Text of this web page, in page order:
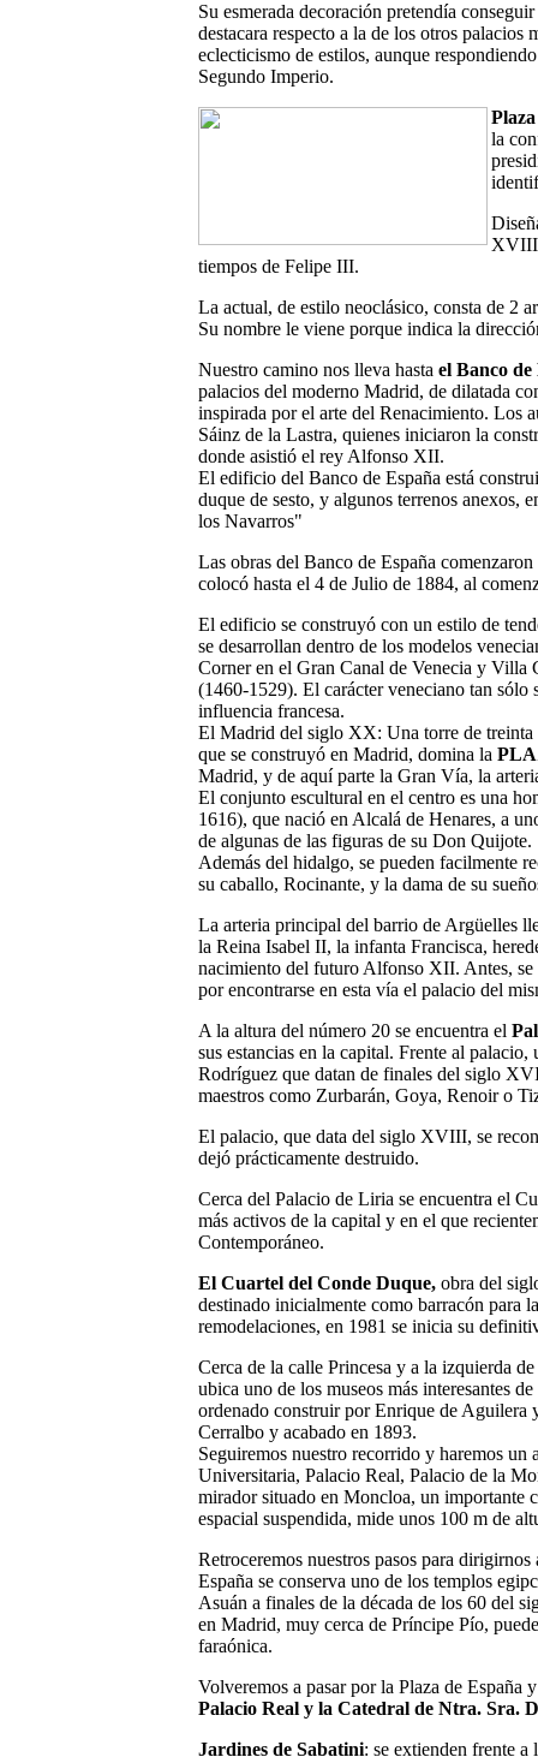
Su esmerada decoración pretendía
destacara respecto a la de los otros
eclecticismo de estilos, aunque
Segundo Imperio.
la
tiempos de Felipe III.
La actual, de estilo neoclásico, consta de 2
Su nombre le viene porque indica la
Nuestro camino nos lleva hasta el Banco de
palacios del moderno Madrid, de dilatada
inspirada por el arte del Renacimiento. Los
Sáinz de la Lastra, quienes iniciaron la
donde asistió el rey Alfonso XII.
El edificio del Banco de España está
duque de sesto, y algunos terrenos anexos,
los Navarros"
Las obras del Banco de España
colocó hasta el 4 de Julio de 1884, al
El edificio se construyó con un estilo de
se desarrollan dentro de los modelos
Corner en el Gran Canal de Venecia y Villa
(1460-1529). El carácter veneciano tan sólo
influencia francesa.
El Madrid del siglo XX: Una torre de
que se construyó en Madrid, domina la
Madrid, y de aquí parte la Gran Vía, la
El conjunto escultural en el centro es una
1616), que nació en Alcalá de Henares, a
de algunas de las figuras de su Don Quijote.
Además del hidalgo, se pueden facilmente
su caballo, Rocinante, y la dama de su
La arteria principal del barrio de Argüelles
la Reina Isabel II, la infanta Francisca,
nacimiento del futuro Alfonso XII. Antes,
por encontrarse en esta vía el palacio del
A la altura del número 20 se encuentra el
sus estancias en la capital. Frente al
Rodríguez que datan de finales del siglo
maestros como Zurbarán, Goya, Renoir o
El palacio, que data del siglo XVIII, se
dejó prácticamente destruido.
Cerca del Palacio de Liria se encuentra el
más activos de la capital y en el que
Contemporáneo.
El Cuartel del Conde Duque, obra del
destinado inicialmente como barracón para
remodelaciones, en 1981 se inicia su
Cerca de la calle Princesa y a la izquierda
ubica uno de los museos más interesantes
ordenado construir por Enrique de Aguilera
Cerralbo y acabado en 1893.
Seguiremos nuestro recorrido y haremos
Universitaria, Palacio Real, Palacio de la
mirador situado en Moncloa, un importante
espacial suspendida, mide unos 100 m de
Retroceremos nuestros pasos para
España se conserva uno de los templos
Asuán a finales de la década de los 60 del
en Madrid, muy cerca de Príncipe Pío,
faraónica.
Volveremos a pasar por la Plaza de España
Palacio Real y la Catedral de Ntra. Sra.
Jardines de Sabatini: se extienden frente